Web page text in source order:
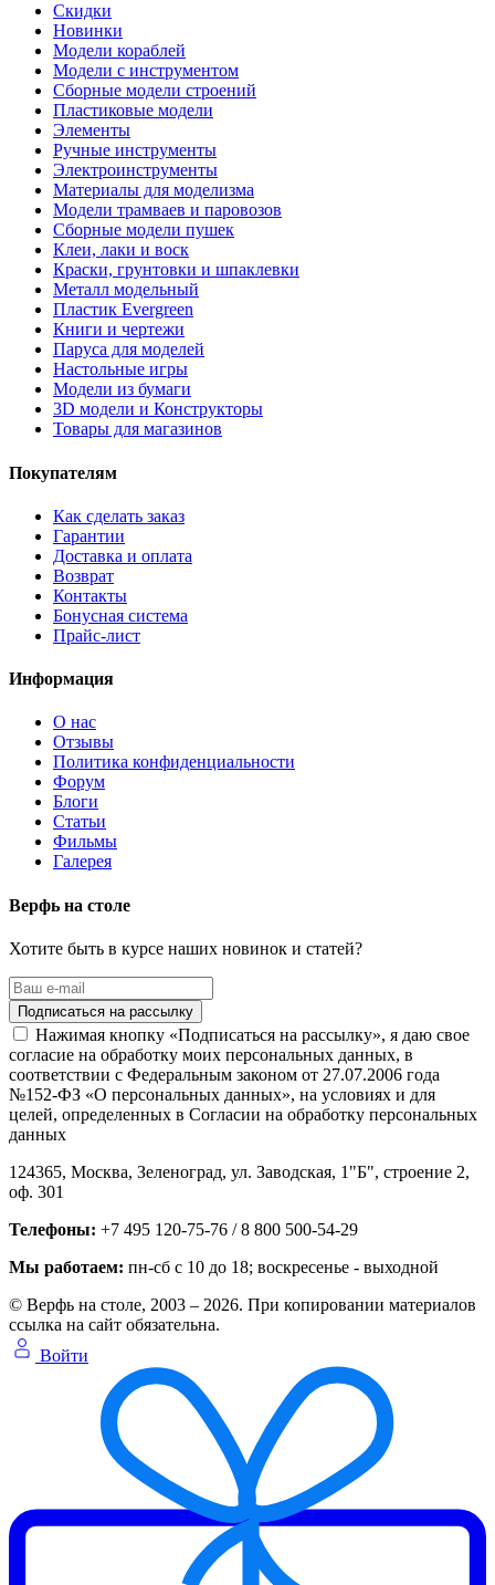
Скидки
Новинки
Модели кораблей
Модели с инструментом
Сборные модели строений
Пластиковые модели
Элементы
Ручные инструменты
Электроинструменты
Материалы для моделизма
Модели трамваев и паровозов
Сборные модели пушек
Клеи, лаки и воск
Краски, грунтовки и шпаклевки
Металл модельный
Пластик Evergreen
Книги и чертежи
Паруса для моделей
Настольные игры
Модели из бумаги
3D модели и Конструкторы
Товары для магазинов
Покупателям
Как сделать заказ
Гарантии
Доставка и оплата
Возврат
Контакты
Бонусная система
Прайс-лист
Информация
О нас
Отзывы
Политика конфиденциальности
Форум
Блоги
Статьи
Фильмы
Галерея
Верфь на столе
Хотите быть в курсе наших новинок и статей?
Нажимая кнопку «Подписаться на рассылку», я даю свое
согласие на обработку моих персональных данных, в
соответствии с Федеральным законом от 27.07.2006 года
№152-ФЗ «О персональных данных», на условиях и для
целей, определенных в Согласии на обработку персональных
данных
124365, Москва, Зеленоград, ул. Заводская, 1"Б", строение 2,
оф. 301
Телефоны: +7 495 120-75-76 / 8 800 500-54-29
Мы работаем: пн-сб с 10 до 18; воскресенье - выходной
© Верфь на столе, 2003 – 2026. При копировании материалов
ссылка на сайт обязательна.
Войти